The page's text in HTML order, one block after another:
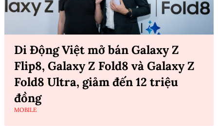
Di Động Việt mở bán Galaxy Z
Flip8, Galaxy Z Fold8 và Galaxy Z
Fold8 Ultra, giảm đến 12 triệu
đồng
MOBILE